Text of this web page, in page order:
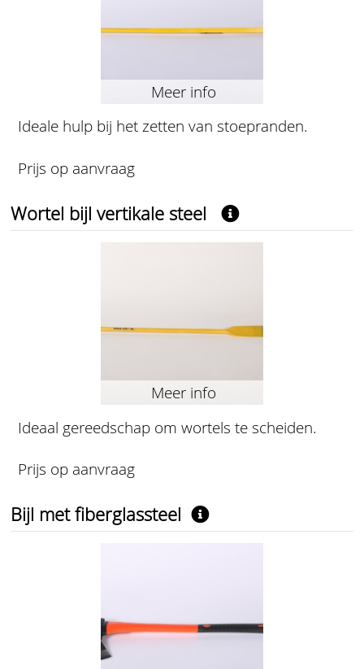
Meer info
Ideale hulp bij het zetten van stoepranden.
Prijs op aanvraag
Wortel bijl vertikale steel
Meer info
Ideaal gereedschap om wortels te scheiden.
Prijs op aanvraag
Bijl met fiberglassteel